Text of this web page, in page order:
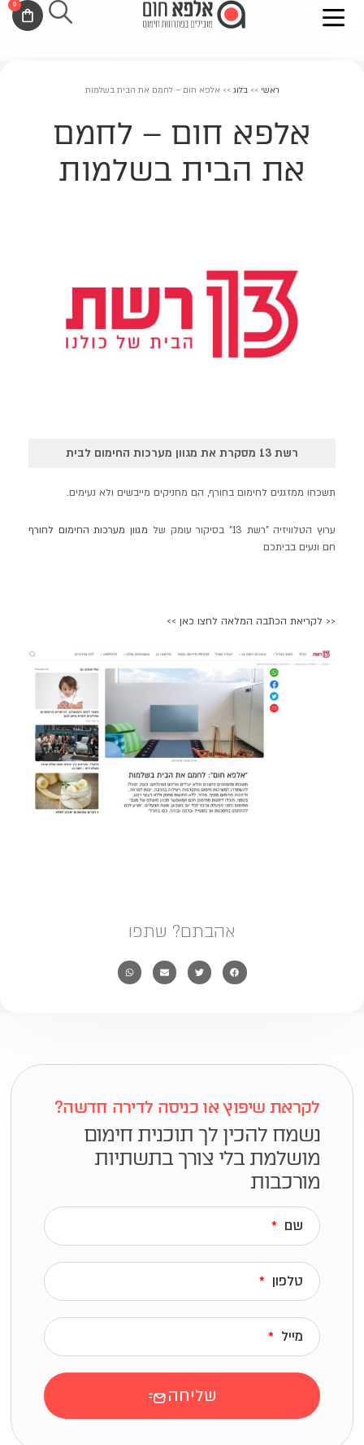
לתוכן
לתוכן
0
עגלת
קניות
ראשי >>בלוג >> אלפא חום – לחמם את הבית בשלמות
אלפא חום – לחמם
את הבית בשלמות
רשת 13 מסקרת את מגוון מערכות החימום לבית
תשכחו ממזגנים לחימום בחורף, הם מחניקים מייבשים ולא נעימים.
ערוץ הטלוויזיה "רשת 13" בסיקור עומק של
מגוון מערכות החימום לחורף
חם ונעים בביתכם
<< לקריאת הכתבה המלאה לחצו כאן >>
אהבתם? שתפו
לקראת שיפוץ או כניסה לדירה חדשה?
נשמח להכין לך תוכנית חימום
מושלמת בלי צורך בתשתיות
מורכבות
שם
טלפון
מייל
שליחה